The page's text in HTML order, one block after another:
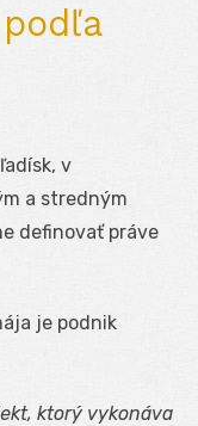
v
a stredným
definovať práve
je podnik
ktorý vykonáva